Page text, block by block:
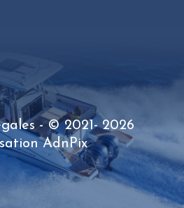
- © 2021- 2026
AdnPix